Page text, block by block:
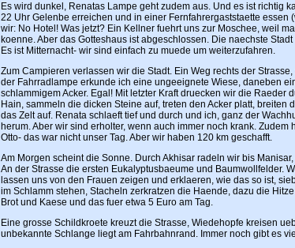
Es wird dunkel, Renatas Lampe geht zudem aus. Und es ist richtig
22 Uhr Gelenbe erreichen und in einer Fernfahrergaststaette essen
wir: No Hotel! Was jetzt? Ein Kellner fuehrt uns zur Moschee, weil
koenne. Aber das Gotteshaus ist abgeschlossen. Die naechste
Es ist Mitternacht- wir sind einfach zu muede um weiterzufahren.
Zum Campieren verlassen wir die Stadt. Ein Weg rechts der
der Fahrradlampe erkunde ich eine ungeeignete Wiese, daneben
schlammigem Acker. Egal! Mit letzter Kraft druecken wir die Raeder
Hain, sammeln die dicken Steine auf, treten den Acker platt, breiten
das Zelt auf. Renata schlaeft tief und durch und ich, ganz der
herum. Aber wir sind erholter, wenn auch immer noch krank. Zudem
Otto- das war nicht unser Tag. Aber wir haben 120 km geschafft.
Am Morgen scheint die Sonne. Durch Akhisar radeln wir bis
An der Strasse die ersten Eukalyptusbaeume und Baumwollfelder.
lassen uns von den Frauen zeigen und erklaeren, wie das so ist,
im Schlamm stehen, Stacheln zerkratzen die Haende, dazu die
Brot und Kaese und das fuer etwa 5 Euro am Tag.
Eine grosse Schildkroete kreuzt die Strasse, Wiedehopfe kreisen
unbekannte Schlange liegt am Fahrbahnrand. Immer noch gibt es